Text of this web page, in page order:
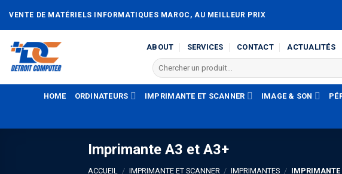
VENTE DE MATÉRIELS INFORMATIQUES MAROC, AU MEILLEUR PRIX
ABOUT SERVICES CONTACT ACTUALITÉS
Recherche
pour :
HOME ORDINATEURS IMPRIMANTE ET SCANNER IMAGE & SON
Imprimante A3 et A3+
ACCUEIL / IMPRIMANTE ET SCANNER / IMPRIMANTES / IMPRIMANTE